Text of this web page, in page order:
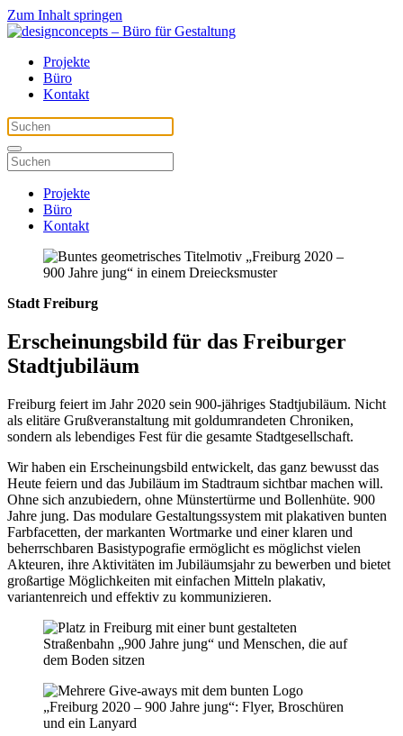
Zum Inhalt springen
Projekte
Büro
Kontakt
Projekte
Büro
Kontakt
Stadt Freiburg
Erscheinungsbild für das Freiburger
Stadtjubiläum
Freiburg feiert im Jahr 2020 sein 900-jähriges Stadtjubiläum. Nicht
als elitäre Grußveranstaltung mit goldumrandeten Chroniken,
sondern als lebendiges Fest für die gesamte Stadtgesellschaft.
Wir haben ein Erscheinungsbild entwickelt, das ganz bewusst das
Heute feiern und das Jubiläum im Stadtraum sichtbar machen will.
Ohne sich anzubiedern, ohne Münstertürme und Bollenhüte. 900
Jahre jung. Das modulare Gestaltungssystem mit plakativen bunten
Farbfacetten, der markanten Wortmarke und einer klaren und
beherrschbaren Basistypografie ermöglicht es möglichst vielen
Akteuren, ihre Aktivitäten im Jubiläumsjahr zu bewerben und bietet
großartige Möglichkeiten mit einfachen Mitteln plakativ,
variantenreich und effektiv zu kommunizieren.